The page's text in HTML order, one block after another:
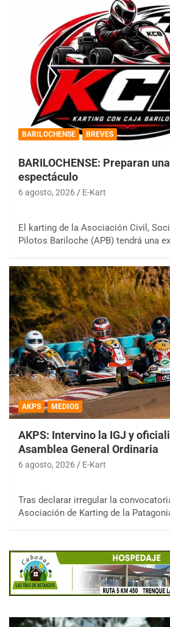
BARILOCHENSE BREVES
BARILOCHENSE: Preparan
espectáculo
6 agosto, 2026 E-Kart
El karting de la Asociación Civil,
Pilotos Bariloche (APB) tendrá una
AKPS MEDIOS
AKPS: Intervino la IGJ y
Asamblea General Ordinaria
6 agosto, 2026 E-Kart
Tras declarar irregular la
Asociación de Karting de la